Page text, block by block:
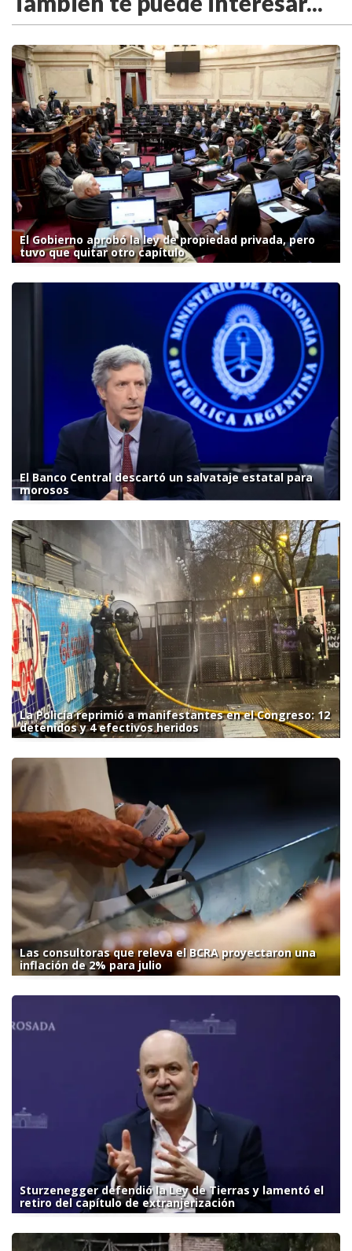
El Gobierno aprobó la ley de propiedad privada, pero
tuvo que quitar otro capítulo
El Banco Central descartó un salvataje estatal para
morosos
La Policía reprimió a manifestantes en el Congreso: 12
detenidos y 4 efectivos heridos
Las consultoras que releva el BCRA proyectaron una
inflación de 2% para julio
Sturzenegger defendió la Ley de Tierras y lamentó el
retiro del capítulo de extranjerización